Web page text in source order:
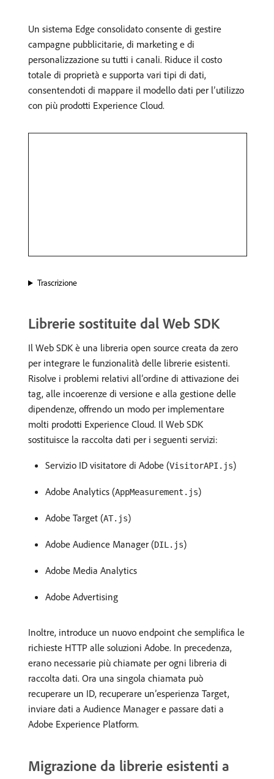
Un sistema Edge consolidato consente di gestire
campagne pubblicitarie, di marketing e di
personalizzazione su tutti i canali. Riduce il costo
totale di proprietà e supporta vari tipi di dati,
consentendoti di mappare il modello dati per l’utilizzo
con più prodotti Experience Cloud.
Trascrizione
Librerie sostituite dal Web SDK
Il Web SDK è una libreria open source creata da zero
per integrare le funzionalità delle librerie esistenti.
Risolve i problemi relativi all’ordine di attivazione dei
tag, alle incoerenze di versione e alla gestione delle
dipendenze, offrendo un modo per implementare
molti prodotti Experience Cloud. Il Web SDK
sostituisce la raccolta dati per i seguenti servizi:
Servizio ID visitatore di Adobe (VisitorAPI.js)
Adobe Analytics (AppMeasurement.js)
Adobe Target (AT.js)
Adobe Audience Manager (DIL.js)
Adobe Media Analytics
Adobe Advertising
Inoltre, introduce un nuovo endpoint che semplifica le
richieste HTTP alle soluzioni Adobe. In precedenza,
erano necessarie più chiamate per ogni libreria di
raccolta dati. Ora una singola chiamata può
recuperare un ID, recuperare un’esperienza Target,
inviare dati a Audience Manager e passare dati a
Adobe Experience Platform.
Migrazione da librerie esistenti a